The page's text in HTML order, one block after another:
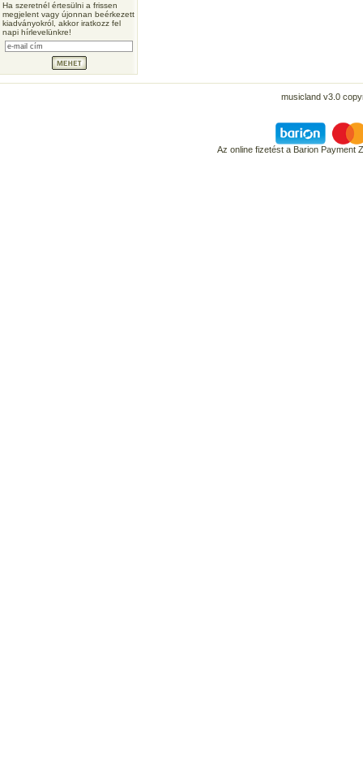
Ha szeretnél értesülni a frissen
megjelent vagy újonnan beérkezett
kiadványokról, akkor iratkozz fel
napi hírlevelünkre!
musicland v3.0
Az online fizetést a Barion Payment